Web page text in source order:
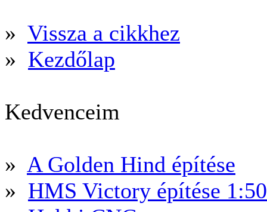
» Vissza a cikkhez
» Kezdőlap
Kedvenceim
» A Golden Hind építése
» HMS Victory építése